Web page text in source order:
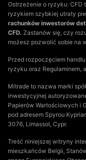
Ostrzeżenie o ryzyku: CFD
ryzykiem szybkiej utraty
rachunków inwestorów
CFD. Zastanów się, czy
możesz pozwolić sobie na
Przed rozpoczęciem
ryzyku oraz Regulaminem,
Mitrade to nazwa marki
inwestycyjnej
Papierów Wartościowych i
pod adresem Spyrou
3076, Limassol, Cypr.
Treść niniejszej witryny
mieszkańców Belgii,